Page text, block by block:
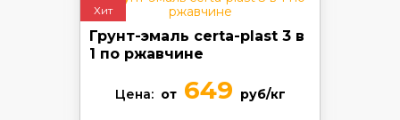
Хит
Грунт-эмаль certa-plast 3 в
1 по ржавчине
Цена: от649 руб/кг